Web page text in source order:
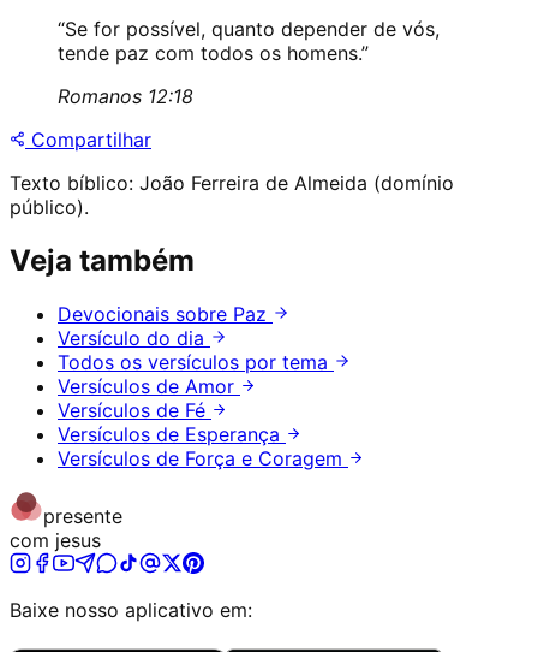
“Se for possível, quanto depender de vós,
tende paz com todos os homens.”
Romanos 12:18
Compartilhar
Texto bíblico: João Ferreira de Almeida (domínio
público).
Veja também
Devocionais sobre Paz
Versículo do dia
Todos os versículos por tema
Versículos de Amor
Versículos de Fé
Versículos de Esperança
Versículos de Força e Coragem
presente
com jesus
Baixe nosso aplicativo em: